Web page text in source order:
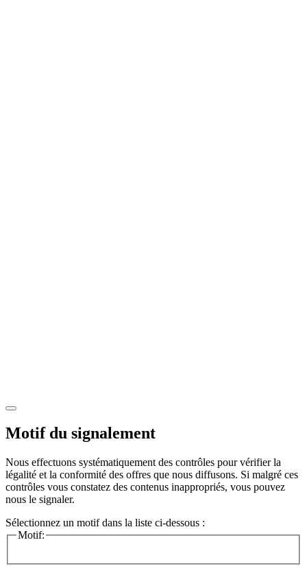
Motif du signalement
Nous effectuons systématiquement des contrôles pour vérifier la
légalité et la conformité des offres que nous diffusons. Si malgré ces
contrôles vous constatez des contenus inappropriés, vous pouvez
nous le signaler.
Sélectionnez un motif dans la liste ci-dessous :
Motif: